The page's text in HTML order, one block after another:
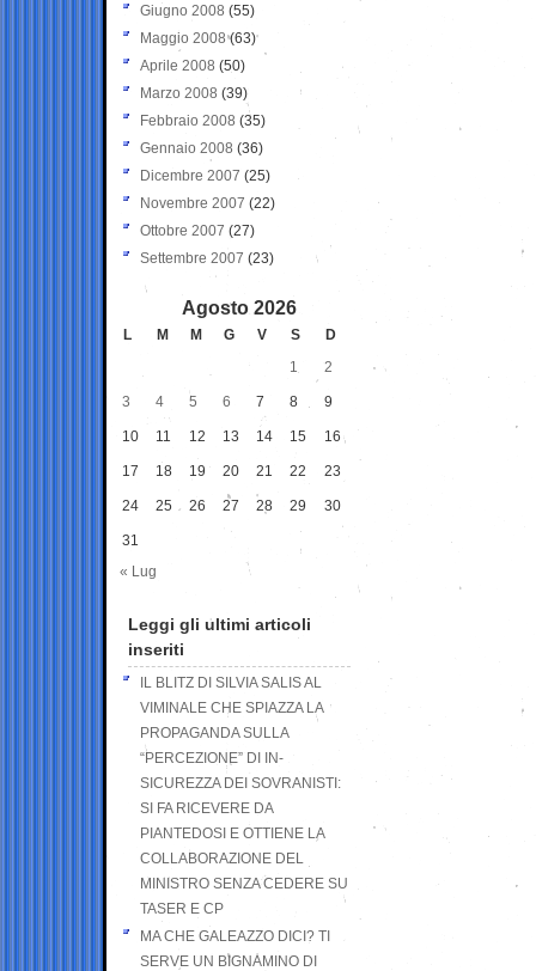
Giugno 2008 (55)
Maggio 2008(63)
Aprile 2008 (50)
Marzo 2008 (39)
Febbraio 2008 (35)
Gennaio 2008 (36)
Dicembre 2007 (25)
Novembre 2007 (22)
Ottobre 2007 (27)
Settembre 2007 (23)
Agosto 2026
L M M G V S
D
1
2
3 4 5 6 7 8 9
10 11 12 13 14 15 16
17 18 19 20 21 22 23
24 25 26 27 28 29 30
31
« Lug
Leggi gli ultimi articoli
inseriti
IL BLITZ DI SILVIA SALIS AL
VIMINALE CHE SPIAZZA LA
PROPAGANDA SULLA
“PERCEZIONE” DI IN-
SICUREZZA DEI SOVRANISTI:
SI FA RICEVERE DA
PIANTEDOSI E OTTIENE LA
COLLABORAZIONE DEL
MINISTRO SENZA CEDERE SU
TASER E CP
MA CHE GALEAZZO DICI? TI
SERVE UN BIGNAMINO DI